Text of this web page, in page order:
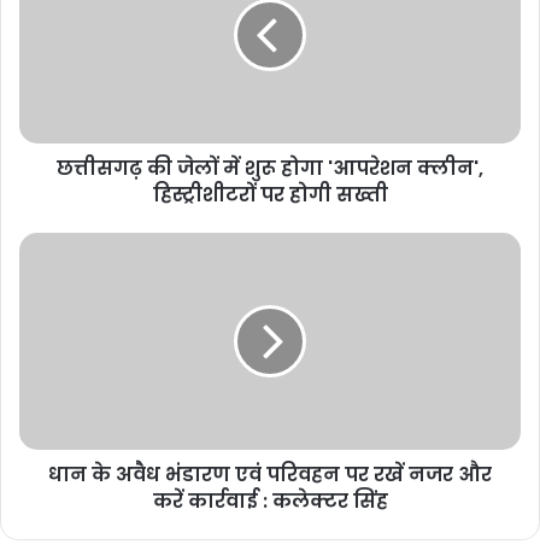
छत्तीसगढ़ की जेलों में शुरू होगा 'आपरेशन क्लीन',
हिस्ट्रीशीटरों पर होगी सख्ती
धान के अवैध भंडारण एवं परिवहन पर रखें नजर और
करें कार्रवाई : कलेक्टर सिंह